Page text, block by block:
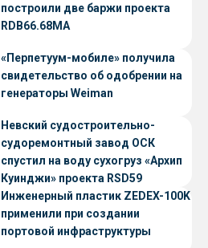
построили две баржи проекта
RDB66.68МА
«Перпетуум-мобиле» получила
свидетельство об одобрении на
генераторы Weiman
Невский судостроительно-
судоремонтный завод ОСК
спустил на воду сухогруз «Архип
Куинджи» проекта RSD59
Инженерный пластик ZEDEX-100K
применили при создании
портовой инфраструктуры